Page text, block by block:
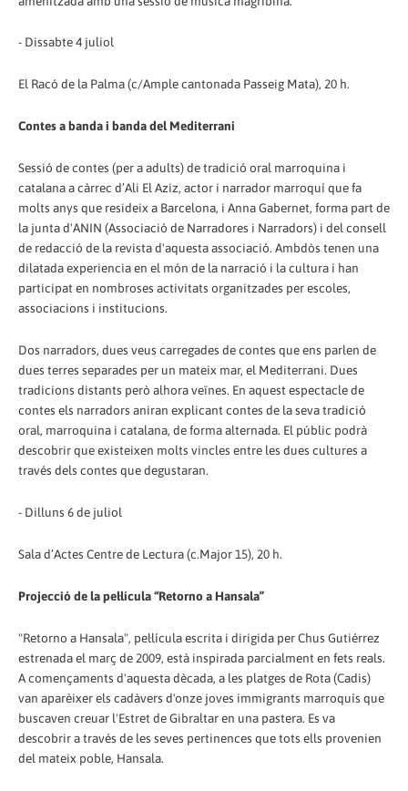
- Dissabte 4 juliol
El Racó de la Palma (c/Ample cantonada Passeig Mata), 20 h.
Contes a banda i banda del Mediterrani
Sessió de contes (per a adults) de tradició oral marroquina i
catalana a càrrec d’Ali El Aziz, actor i narrador marroquí que fa
molts anys que resideix a Barcelona, i Anna Gabernet, forma part de
la junta d'ANIN (Associació de Narradores i Narradors) i del consell
de redacció de la revista d'aquesta associació. Ambdòs tenen una
dilatada experiencia en el món de la narració i la cultura i han
participat en nombroses activitats organitzades per escoles,
associacions i institucions.
Dos narradors, dues veus carregades de contes que ens parlen de
dues terres separades per un mateix mar, el Mediterrani. Dues
tradicions distants però alhora veïnes. En aquest espectacle de
contes els narradors aniran explicant contes de la seva tradició
oral, marroquina i catalana, de forma alternada. El públic podrà
descobrir que existeixen molts vincles entre les dues cultures a
través dels contes que degustaran.
- Dilluns 6 de juliol
Sala d’Actes Centre de Lectura (c.Major 15), 20 h.
Projecció de la pel·lícula “Retorno a Hansala”
"Retorno a Hansala", pel·lícula escrita i dirigida per Chus Gutiérrez
estrenada el març de 2009, està inspirada parcialment en fets reals.
A començaments d'aquesta dècada, a les platges de Rota (Cadis)
van aparèixer els cadàvers d'onze joves immigrants marroquís que
buscaven creuar l'Estret de Gibraltar en una pastera. Es va
descobrir a través de les seves pertinences que tots ells provenien
del mateix poble, Hansala.